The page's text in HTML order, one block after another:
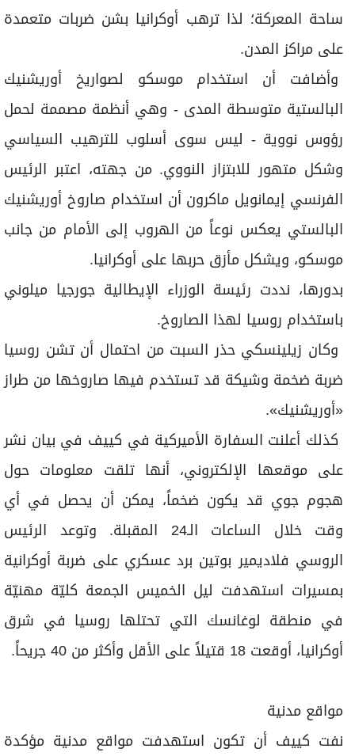
ساحة المعركة؛ لذا ترهب أوكرانيا بشن ضربات متعمدة
على مراكز المدن.
وأضافت أن استخدام موسكو لصواريخ أوريشنيك
البالستية متوسطة المدى - وهي أنظمة مصممة لحمل
رؤوس نووية - ليس سوى أسلوب للترهيب السياسي
وشكل متهور للابتزاز النووي. من جهته، اعتبر الرئيس
الفرنسي إيمانويل ماكرون أن استخدام صاروخ أوريشنيك
البالستي يعكس نوعاً من الهروب إلى الأمام من جانب
موسكو، ويشكل مأزق حربها على أوكرانيا.
بدورها، نددت رئيسة الوزراء الإيطالية جورجيا ميلوني
باستخدام روسيا لهذا الصاروخ.
وكان زيلينسكي حذر السبت من احتمال أن تشن روسيا
ضربة ضخمة وشيكة قد تستخدم فيها صاروخها من طراز
«أوريشنيك».
كذلك أعلنت السفارة الأميركية في كييف في بيان نشر
على موقعها الإلكتروني، أنها تلقت معلومات حول
هجوم جوي قد يكون ضخماً، يمكن أن يحصل في أي
وقت خلال الساعات الـ24 المقبلة. وتوعد الرئيس
الروسي فلاديمير بوتين برد عسكري على ضربة أوكرانية
بمسيرات استهدفت ليل الخميس الجمعة كليّة مهنيّة
في منطقة لوغانسك التي تحتلها روسيا في شرق
أوكرانيا، أوقعت 18 قتيلاً على الأقل وأكثر من 40 جريحاً.
مواقع مدنية
نفت كييف أن تكون استهدفت مواقع مدنية مؤكدة